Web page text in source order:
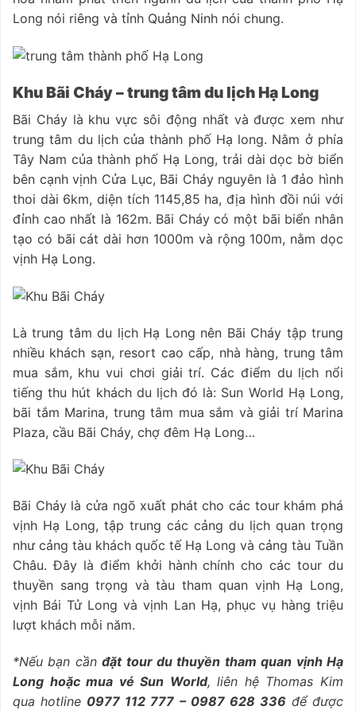
Long nói riêng và tỉnh Quảng Ninh nói chung.
Khu Bãi Cháy – trung tâm du lịch Hạ Long
Bãi Cháy là khu vực sôi động nhất và được xem như
trung tâm du lịch của thành phố Hạ long. Nằm ở phía
Tây Nam của thành phố Hạ Long, trải dài dọc bờ biển
bên cạnh vịnh Cửa Lục, Bãi Cháy nguyên là 1 đảo hình
thoi dài 6km, diện tích 1145,85 ha, địa hình đồi núi với
đỉnh cao nhất là 162m. Bãi Cháy có một bãi biển nhân
tạo có bãi cát dài hơn 1000m và rộng 100m, nằm dọc
vịnh Hạ Long.
Là trung tâm du lịch Hạ Long nên Bãi Cháy tập trung
nhiều khách sạn, resort cao cấp, nhà hàng, trung tâm
mua sắm, khu vui chơi giải trí. Các điểm du lịch nổi
tiếng thu hút khách du lịch đó là: Sun World Hạ Long,
bãi tắm Marina, trung tâm mua sắm và giải trí Marina
Plaza, cầu Bãi Cháy, chợ đêm Hạ Long…
Bãi Cháy là cửa ngõ xuất phát cho các tour khám phá
vịnh Hạ Long, tập trung các cảng du lịch quan trọng
như cảng tàu khách quốc tế Hạ Long và cảng tàu Tuần
Châu. Đây là điểm khởi hành chính cho các tour du
thuyền sang trọng và tàu tham quan vịnh Hạ Long,
vịnh Bái Tử Long và vịnh Lan Hạ, phục vụ hàng triệu
lượt khách mỗi năm.
*Nếu bạn cầnđặt tour du thuyền tham quan vịnh Hạ
Long hoặc mua vé Sun World, liên hệ Thomas Kim
qua hotline 0977 112 777 – 0987 628 336để được